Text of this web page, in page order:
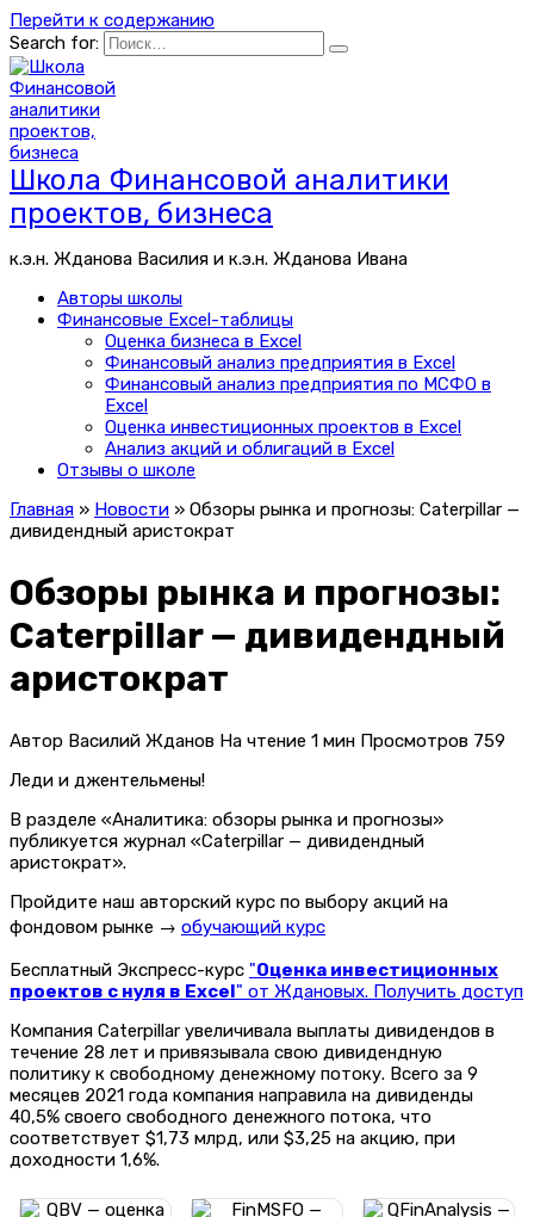
Перейти к содержанию
Search for:
Школа Финансовой аналитики
проектов, бизнеса
к.э.н. Жданова Василия и к.э.н. Жданова Ивана
Авторы школы
Финансовые Excel-таблицы
Оценка бизнеса в Excel
Финансовый анализ предприятия в Excel
Финансовый анализ предприятия по МСФО в
Excel
Оценка инвестиционных проектов в Excel
Анализ акций и облигаций в Excel
Отзывы о школе
Главная » Новости » Обзоры рынка и прогнозы: Caterpillar —
дивидендный аристократ
Обзоры рынка и прогнозы:
Caterpillar — дивидендный
аристократ
Автор Василий Жданов На чтение 1 мин Просмотров 759
Леди и джентельмены!
В разделе «Аналитика: обзоры рынка и прогнозы»
публикуется журнал «Caterpillar — дивидендный
аристократ».
Пройдите наш авторский курс по выбору акций на
фондовом рынке → обучающий курс
Бесплатный Экспресс-курс "Оценка инвестиционных
проектов с нуля в Excel" от Ждановых. Получить доступ
Компания Caterpillar увеличивала выплаты дивидендов в
течение 28 лет и привязывала свою дивидендную
политику к свободному денежному потоку. Всего за 9
месяцев 2021 года компания направила на дивиденды
40,5% своего свободного денежного потока, что
соответствует $1,73 млрд, или $3,25 на акцию, при
доходности 1,6%.